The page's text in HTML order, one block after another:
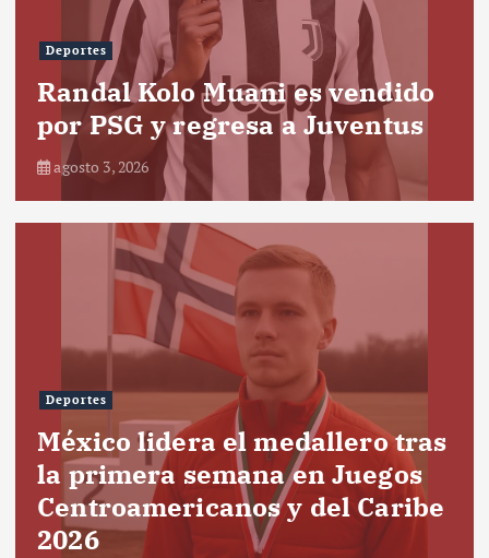
Deportes
Randal Kolo Muani es vendido
por PSG y regresa a Juventus
agosto 3, 2026
Deportes
México lidera el medallero tras
la primera semana en Juegos
Centroamericanos y del Caribe
2026